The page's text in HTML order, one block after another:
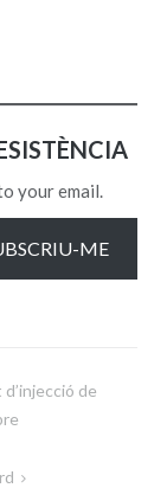
your email.
ME
de